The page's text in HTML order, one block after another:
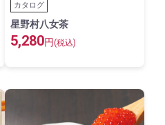
カタログ
星野村八女茶
5,280円 (税込)